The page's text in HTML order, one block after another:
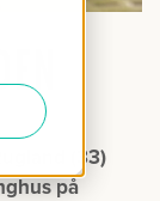
(33)
på